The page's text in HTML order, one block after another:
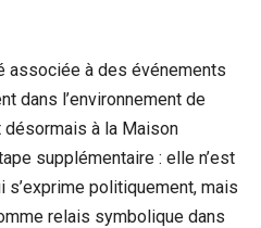
associée à des événements
dans l’environnement de
désormais à la Maison
supplémentaire : elle n’est
politiquement, mais
relais symbolique dans